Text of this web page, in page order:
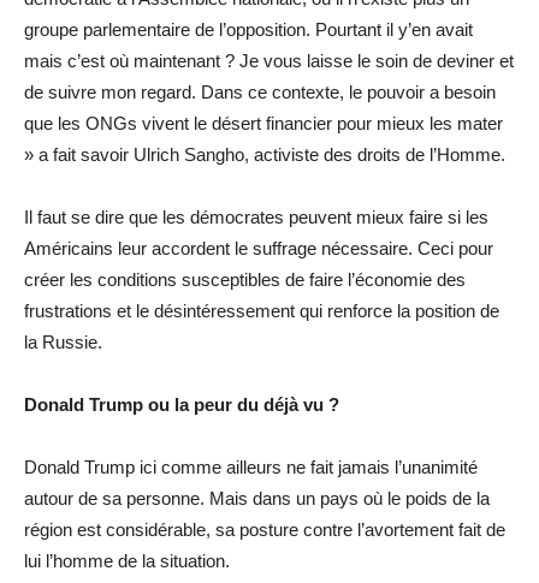
groupe parlementaire de l’opposition. Pourtant il y’en avait
mais c’est où maintenant ? Je vous laisse le soin de deviner et
de suivre mon regard. Dans ce contexte, le pouvoir a besoin
que les ONGs vivent le désert financier pour mieux les mater
» a fait savoir Ulrich Sangho, activiste des droits de l’Homme.
Il faut se dire que les démocrates peuvent mieux faire si les
Américains leur accordent le suffrage nécessaire. Ceci pour
créer les conditions susceptibles de faire l’économie des
frustrations et le désintéressement qui renforce la position de
la Russie.
Donald Trump ou la peur du déjà vu ?
Donald Trump ici comme ailleurs ne fait jamais l’unanimité
autour de sa personne. Mais dans un pays où le poids de la
région est considérable, sa posture contre l’avortement fait de
lui l’homme de la situation.